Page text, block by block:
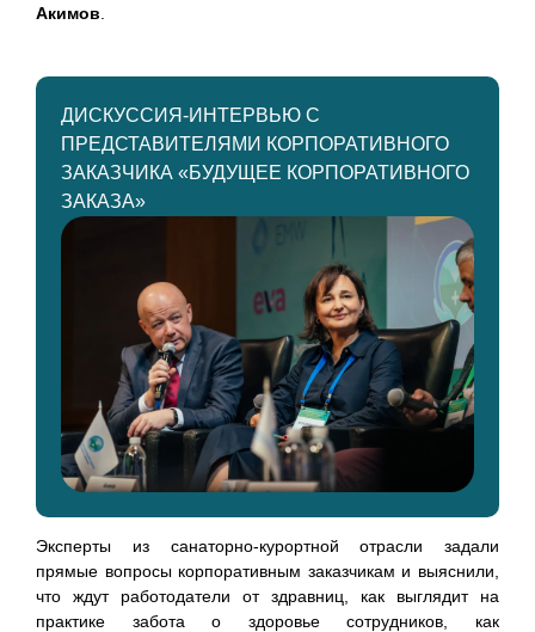
Акимов
ДИСКУССИЯ-ИНТЕРВЬЮ С
ПРЕДСТАВИТЕЛЯМИ КОРПОРАТИВНОГО
ЗАКАЗЧИКА «БУДУЩЕЕ КОРПОРАТИВНОГО
ЗАКАЗА»
Эксперты из санаторно-курортной отрасли задали
прямые вопросы корпоративным заказчикам и выяснили,
что ждут работодатели от здравниц, как выглядит на
практике забота о здоровье сотрудников, как